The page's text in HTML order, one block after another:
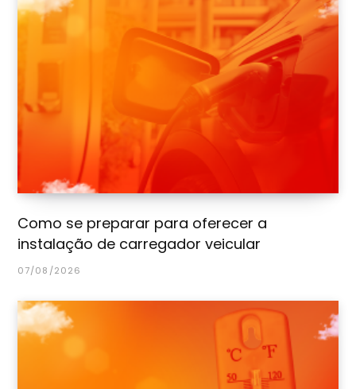
Como se preparar para oferecer a
instalação de carregador veicular
07/08/2026